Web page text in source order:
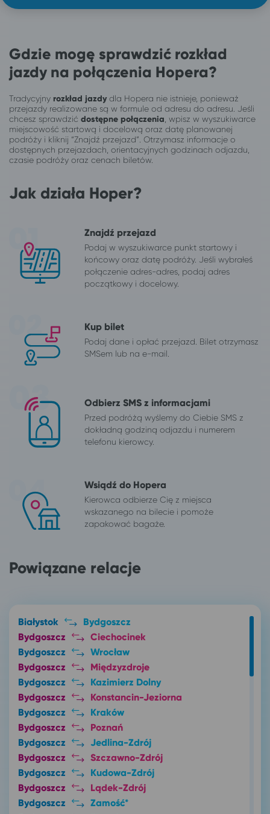
Gdzie mogę sprawdzić rozkład
jazdy na połączenia Hopera?
Tradycyjny rozkład jazdydla Hopera nie istnieje, ponieważ
przejazdy realizowane są w formule od adresu do adresu. Jeśli
chcesz sprawdzić dostępne połączenia , wpisz w wyszukiwarce
miejscowość startową i docelową oraz datę planowanej
podróży i kliknij “Znajdź przejazd”. Otrzymasz informacje o
dostępnych przejazdach, orientacyjnych godzinach odjazdu,
czasie podróży oraz cenach biletów.
Jak działa Hoper?
Znajdź przejazd
Podaj w wyszukiwarce punkt startowy i
końcowy oraz datę podróży. Jeśli wybrałeś
połączenie adres-adres, podaj adres
początkowy i docelowy.
Kup bilet
Podaj dane i opłać przejazd. Bilet otrzymasz
SMSem lub na e-mail.
Odbierz SMS z informacjami
Przed podróżą wyślemy do Ciebie SMS z
dokładną godziną odjazdu i numerem
telefonu kierowcy.
Wsiądź do Hopera
Kierowca odbierze Cię z miejsca
wskazanego na bilecie i pomoże
zapakować bagaże.
Powiązane relacje
Białystok
Bydgoszcz
Bydgoszcz
Ciechocinek
Bydgoszcz
Wrocław
Bydgoszcz
Międzyzdroje
Bydgoszcz
Kazimierz Dolny
Bydgoszcz
Konstancin-Jeziorna
Bydgoszcz
Kraków
Bydgoszcz
Poznań
Bydgoszcz
Jedlina-Zdrój
Bydgoszcz
Szczawno-Zdrój
Bydgoszcz
Kudowa-Zdrój
Bydgoszcz
Lądek-Zdrój
Bydgoszcz
Zamość*